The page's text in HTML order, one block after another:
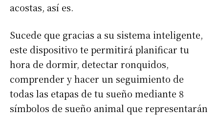
acostas, así es.
Sucede que gracias a su sistema inteligente,
este dispositivo te permitirá planificar tu
hora de dormir, detectar ronquidos,
comprender y hacer un seguimiento de
todas las etapas de tu sueño mediante 8
símbolos de sueño animal que representarán